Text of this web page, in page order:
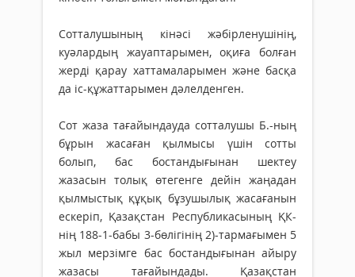
Сотталушының кінәсі жәбірленушінің,
куәлардың жауаптарымен, оқиға болған
жерді қарау хаттамаларымен және басқа
да іс-құжаттарымен дәлелденген.
Сот жаза тағайындауда сотталушы Б.-ның
бұрын жасаған қылмысы үшін сотты
болып, бас бостандығынан шектеу
жазасын толық өтегенге дейiн жаңадан
қылмыстық құқық бұзушылық жасағанын
ескеріп, Қазақстан Республикасының ҚК-
нің 188-1-бабы 3-бөлігінің 2)-тармағымен 5
жыл мерзімге бас бостандығынан айыру
жазасы тағайындады. Қазақстан